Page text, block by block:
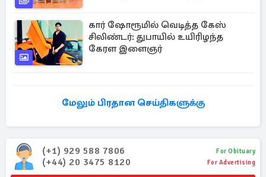
கார் ஷோரூமில் வெடித்த கேஸ்
சிலிண்டர்: துபாயில் உயிரிழந்த
கேரள இளைஞர்
மேலும் பிரதான செய்திகளுக்கு
(+1) 929 588 7806 For Obituary
(+44) 20 3475 8120 For Advertising